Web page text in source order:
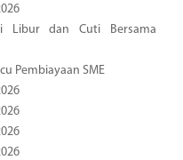
Libur dan Cuti Bersama
Pembiayaan SME